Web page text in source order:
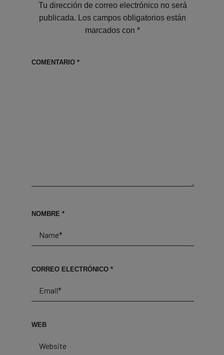
Tu dirección de correo electrónico no será
publicada. Los campos obligatorios están
marcados con*
COMENTARIO *
NOMBRE *
CORREO ELECTRÓNICO *
WEB